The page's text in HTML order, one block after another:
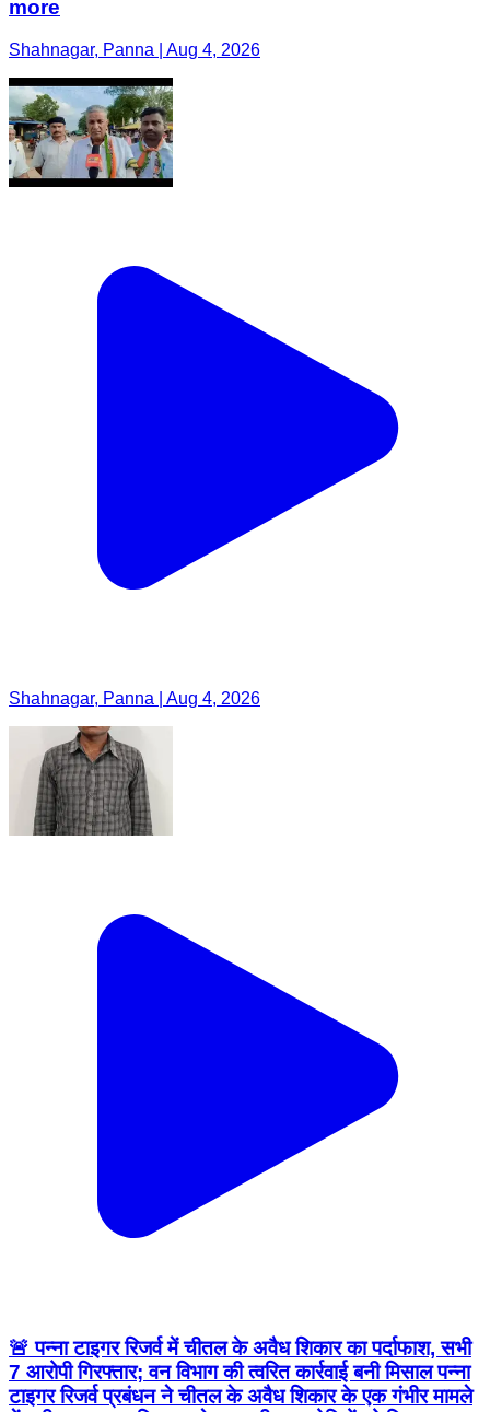
more
Shahnagar, Panna | Aug 4, 2026
Shahnagar, Panna | Aug 4, 2026
🚨 पन्ना टाइगर रिजर्व में चीतल के अवैध शिकार का पर्दाफाश, सभी
7 आरोपी गिरफ्तार; वन विभाग की त्वरित कार्रवाई बनी मिसाल पन्ना
टाइगर रिजर्व प्रबंधन ने चीतल के अवैध शिकार के एक गंभीर मामले